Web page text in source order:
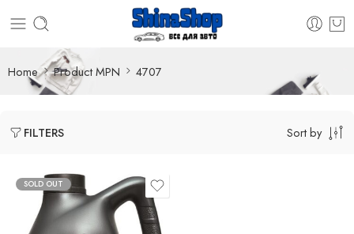
Home Product MPN 4707
FILTERS Sort by
SOLD OUT